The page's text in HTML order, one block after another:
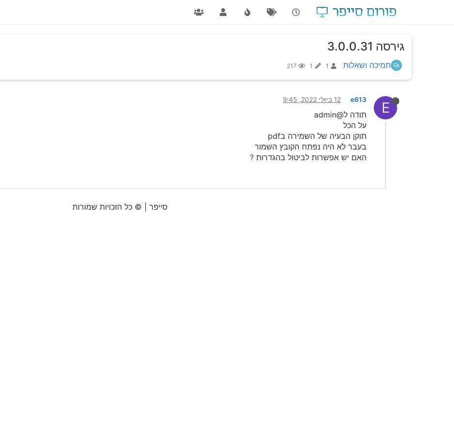
גירסה 3.0.0.31
תמיכה ושאלות 1
1
217
E
e613 12 ביולי 2022, 9:45
תודה ל@admin
על הכל
תוקן הבעיה של השמירה בpdf
בעבר לא היה נפתח הקובץ השמור
האם יש אפשרות לביטול בהגדרות ?
סייפר | © כל הזכויות שמורות